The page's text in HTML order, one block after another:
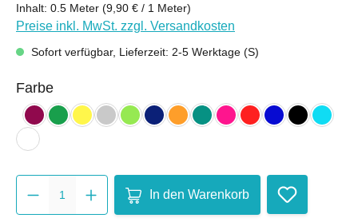
Inhalt: 0.5 Meter (9,90 € / 1 Meter)
Preise inkl. MwSt. zzgl. Versandkosten
Sofort verfügbar, Lieferzeit: 2-5 Werktage (S)
Farbeauswählen
bordeaux
froschgrün
gelbhellgrau
kiwinachtblau
orange (hell)
petrolpinkrot royalblau
schwarztürkis
weiß
Produkt Anzahl: Gib den
In den Warenkorb